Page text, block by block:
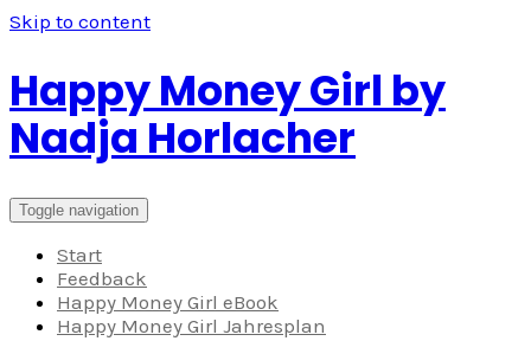
Skip to content
Happy Money Girl by
Nadja Horlacher
Toggle navigation
Start
Feedback
Happy Money Girl eBook
Happy Money Girl Jahresplan